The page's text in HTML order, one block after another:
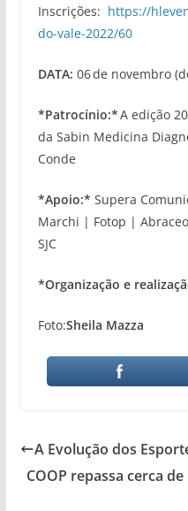
Inscrições: https://
do-vale-2022/60
DATA: 06 de novembro
*Patrocínio:*A edição
da Sabin Medicina
Conde
*Apoio:* Supera
Marchi | Fotop |
SJC
*Organização e
Foto:Sheila Mazza
A Evolução dos
COOP repassa cerca